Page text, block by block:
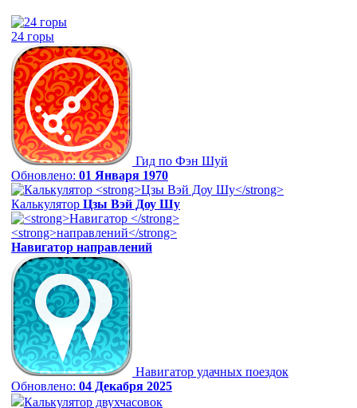
24 горы
Гид по Фэн Шуй
Обновлено: 01 Января 1970
Калькулятор Цзы Вэй Доу Шу
Навигатор направлений
Навигатор удачных поездок
Обновлено: 04 Декабря 2025
Калькулятор двухчасовок